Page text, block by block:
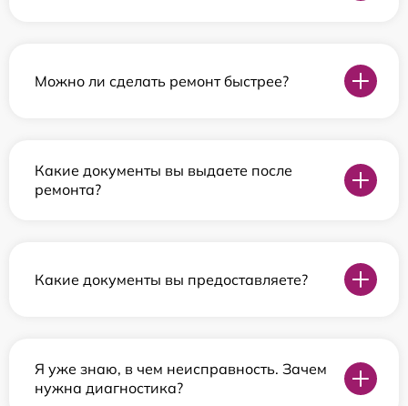
Можно ли сделать ремонт быстрее?
Какие документы вы выдаете после
ремонта?
Какие документы вы предоставляете?
Я уже знаю, в чем неисправность. Зачем
нужна диагностика?